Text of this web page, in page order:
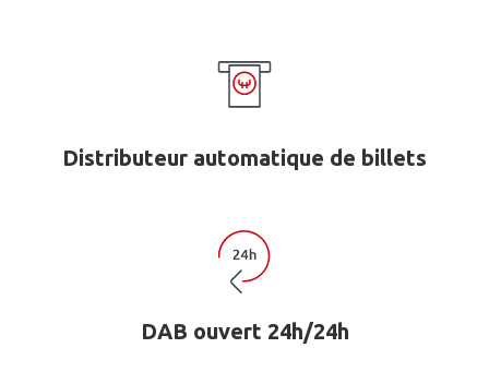
Distributeur automatique de billets
DAB ouvert 24h/24h